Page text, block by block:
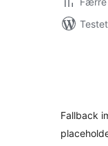
Fallback